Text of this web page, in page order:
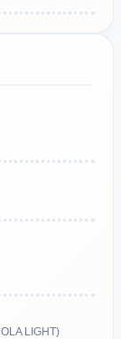
LIGHT)